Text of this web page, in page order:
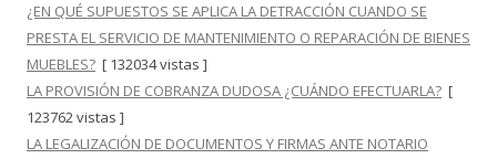
¿EN QUÉ SUPUESTOS SE APLICA LA DETRACCIÓN CUANDO SE
PRESTA EL SERVICIO DE MANTENIMIENTO O REPARACIÓN DE BIENES
MUEBLES? [ 132034 vistas ]
LA PROVISIÓN DE COBRANZA DUDOSA ¿CUÁNDO EFECTUARLA? [
123762 vistas ]
LA LEGALIZACIÓN DE DOCUMENTOS Y FIRMAS ANTE NOTARIO